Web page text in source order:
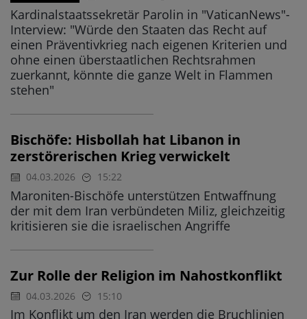
Kardinalstaatssekretär Parolin in "VaticanNews"-
Interview: "Würde den Staaten das Recht auf
einen Präventivkrieg nach eigenen Kriterien und
ohne einen überstaatlichen Rechtsrahmen
zuerkannt, könnte die ganze Welt in Flammen
stehen"
Bischöfe: Hisbollah hat Libanon in
zerstörerischen Krieg verwickelt
04.03.2026 15:22
Maroniten-Bischöfe unterstützen Entwaffnung
der mit dem Iran verbündeten Miliz, gleichzeitig
kritisieren sie die israelischen Angriffe
Zur Rolle der Religion im Nahostkonflikt
04.03.2026 15:10
Im Konflikt um den Iran werden die Bruchlinien